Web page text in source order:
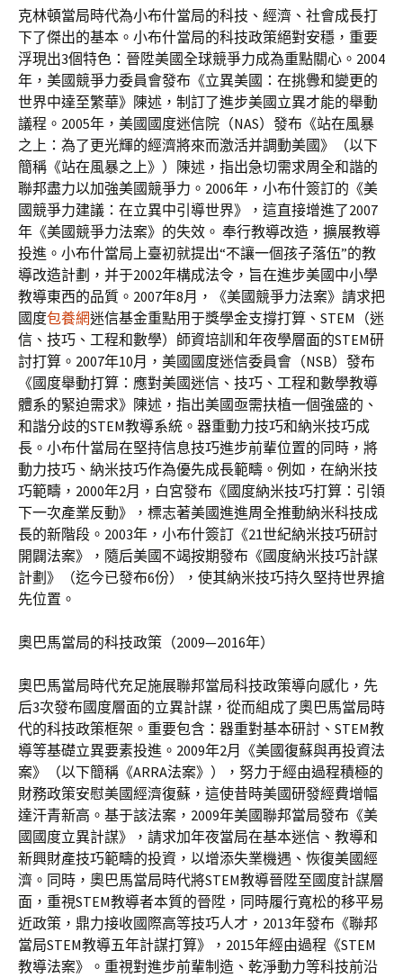
克林頓當局時代為小布什當局的科技、經濟、社會成長打
下了傑出的基本。小布什當局的科技政策絕對安穩，重要
浮現出3個特色：晉陞美國全球競爭力成為重點關心。2004
年，美國競爭力委員會發布《立異美國：在挑釁和變更的
世界中達至繁華》陳述，制訂了進步美國立異才能的舉動
議程。2005年，美國國度迷信院（NAS）發布《站在風暴
之上：為了更光輝的經濟將來而激活并調動美國》（以下
簡稱《站在風暴之上》）陳述，指出急切需求周全和諧的
聯邦盡力以加強美國競爭力。2006年，小布什簽訂的《美
國競爭力建議：在立異中引導世界》，這直接增進了2007
年《美國競爭力法案》的失效。 奉行教導改造，擴展教導
投進。小布什當局上臺初就提出“不讓一個孩子落伍”的教
導改造計劃，并于2002年構成法令，旨在進步美國中小學
教導東西的品質。2007年8月，《美國競爭力法案》請求把
國度包養網迷信基金重點用于獎學金支撐打算、STEM（迷
信、技巧、工程和數學）師資培訓和年夜學層面的STEM研
討打算。2007年10月，美國國度迷信委員會（NSB）發布
《國度舉動打算：應對美國迷信、技巧、工程和數學教導
體系的緊迫需求》陳述，指出美國亟需扶植一個強盛的、
和諧分歧的STEM教導系統。器重動力技巧和納米技巧成
長。小布什當局在堅持信息技巧進步前輩位置的同時，將
動力技巧、納米技巧作為優先成長範疇。例如，在納米技
巧範疇，2000年2月，白宮發布《國度納米技巧打算：引領
下一次產業反動》，標志著美國進進周全推動納米科技成
長的新階段。2003年，小布什簽訂《21世紀納米技巧研討
開闢法案》，隨后美國不竭按期發布《國度納米技巧計謀
計劃》（迄今已發布6份），使其納米技巧持久堅持世界搶
先位置。
奧巴馬當局的科技政策（2009—2016年）
奧巴馬當局時代充足施展聯邦當局科技政策導向感化，先
后3次發布國度層面的立異計謀，從而組成了奧巴馬當局時
代的科技政策框架。重要包含：器重對基本研討、STEM教
導等基礎立異要素投進。2009年2月《美國復蘇與再投資法
案》（以下簡稱《ARRA法案》），努力于經由過程積極的
財務政策安慰美國經濟復蘇，這使昔時美國研發經費增幅
達汗青新高。基于該法案，2009年美國聯邦當局發布《美
國國度立異計謀》，請求加年夜當局在基本迷信、教導和
新興財產技巧範疇的投資，以增添失業機遇、恢復美國經
濟。同時，奧巴馬當局時代將STEM教導晉陞至國度計謀層
面，重視STEM教導者本質的晉陞，同時履行寬松的移平易
近政策，鼎力接收國際高等技巧人才，2013年發布《聯邦
當局STEM教導五年計謀打算》，2015年經由過程《STEM
教導法案》。重視對進步前輩制造、乾淨動力等科技前沿